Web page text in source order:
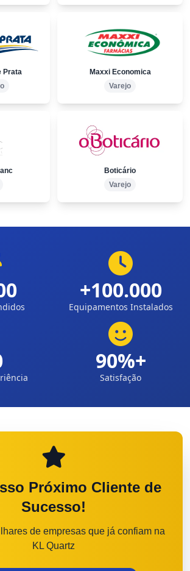
Prata
Maxxi Economica
Varejo
Boticário
Varejo
+100.000
Equipamentos Instalados
90%+
Satisfação
Próximo Cliente de
Sucesso!
de empresas que já confiam na
KL Quartz